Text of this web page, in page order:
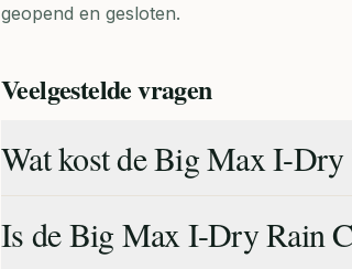
geopend en gesloten.
Veelgestelde vragen
Wat kost de Big Max I-Dry
Is de Big Max I-Dry Rain